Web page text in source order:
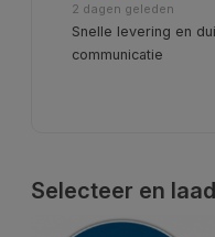
2 dagen geleden
Snelle levering en
communicatie
Selecteer en